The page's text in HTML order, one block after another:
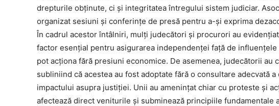
drepturile obținute, ci și integritatea întregului sistem judiciar.
organizat sesiuni și conferințe de presă pentru a-și exprima
În cadrul acestor întâlniri, mulți judecători și procurori au
factor esențial pentru asigurarea independenței față de
pot acționa fără presiuni economice. De asemenea, judecătorii
subliniind că acestea au fost adoptate fără o consultare adecvată
impactului asupra justiției. Unii au amenințat chiar cu proteste și
afectează direct veniturile și subminează principiile fundamentale